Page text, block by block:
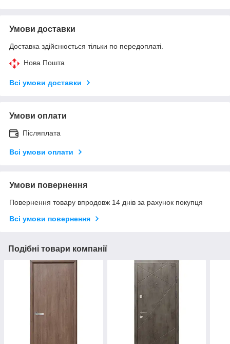
Умови доставки
Доставка здійснюється тільки по передоплаті.
Нова Пошта
Всі умови доставки
Умови оплати
Післяплата
Всі умови оплати
Умови повернення
Повернення товару впродовж 14 днів за рахунок покупця
Всі умови повернення
Подібні товари компанії